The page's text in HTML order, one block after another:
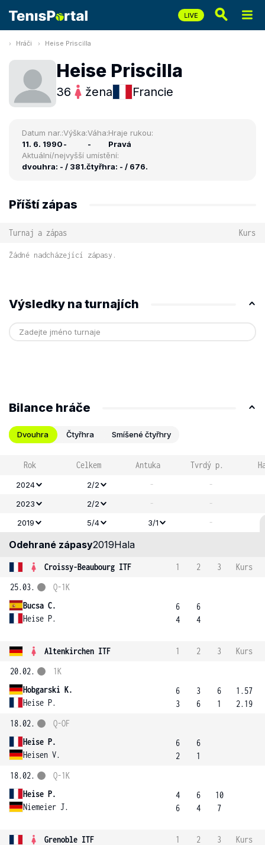
Hráči Heise Priscilla
Heise Priscilla
36 žena Francie
Datum nar.:
11. 6. 1990
Výška:
-
Váha:
-
Hraje rukou:
Pravá
Aktuální/nejvyšší umístění:
dvouhra: - / 381.čtyřhra: - / 676.
Příští zápas
Turnaj a zápas Kurs
Žádné nadcházející zápasy.
Výsledky na turnajích
Bilance hráče
Dvouhra Čtyřhra Smíšené čtyřhry
Rok Celkem Antuka Tvrdý p.
2024 2/2 - -
2023
2/2 - -
2019
5/4 3/1 -
Odehrané zápasy2019Hala
Croissy-Beaubourg ITF 1 2 3
Kurs
25.03.
Bucsa C.
Heise P.
Q-1K
6
4
6
4
Altenkirchen ITF 1 2 3
Kurs
20.02.
Hobgarski K.
Heise P.
1K
6
3
3
6
6
1
1.57
2.19
18.02.
Heise P.
Heisen V.
Q-OF
6
2
6
1
18.02.
Heise P.
Niemeier J.
Q-1K
4
6
6
4
10
7
Grenoble ITF 1 2 3
Kurs